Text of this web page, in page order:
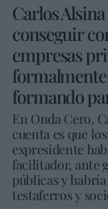
Carlos
conseguir
empresas
formando
En Onda Cero,
cuenta es que
expresidente
facilitador, ante
públicas y
testaferros y